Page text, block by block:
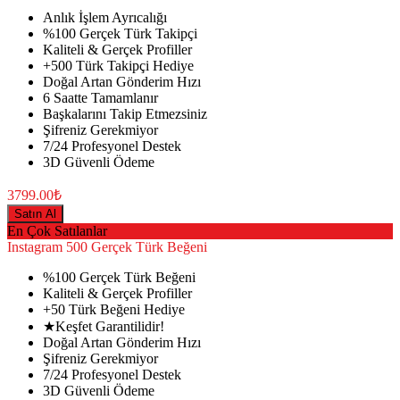
Anlık İşlem Ayrıcalığı
%100 Gerçek Türk Takipçi
Kaliteli & Gerçek Profiller
+500 Türk Takipçi Hediye
Doğal Artan Gönderim Hızı
6 Saatte Tamamlanır
Başkalarını Takip Etmezsiniz
Şifreniz Gerekmiyor
7/24 Profesyonel Destek
3D Güvenli Ödeme
3799.00₺
Satın Al
En Çok Satılanlar
Instagram 500 Gerçek Türk Beğeni
%100 Gerçek Türk Beğeni
Kaliteli & Gerçek Profiller
+50 Türk Beğeni Hediye
★Keşfet Garantilidir!
Doğal Artan Gönderim Hızı
Şifreniz Gerekmiyor
7/24 Profesyonel Destek
3D Güvenli Ödeme